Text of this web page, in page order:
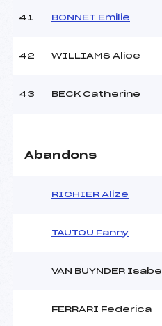
41 BONNET Emilie
42 WILLIAMS Alice
43 BECK Catherine
Abandons
RICHIER Alize
TAUTOU Fanny
VAN BUYNDER Isabel
FERRARI Federica